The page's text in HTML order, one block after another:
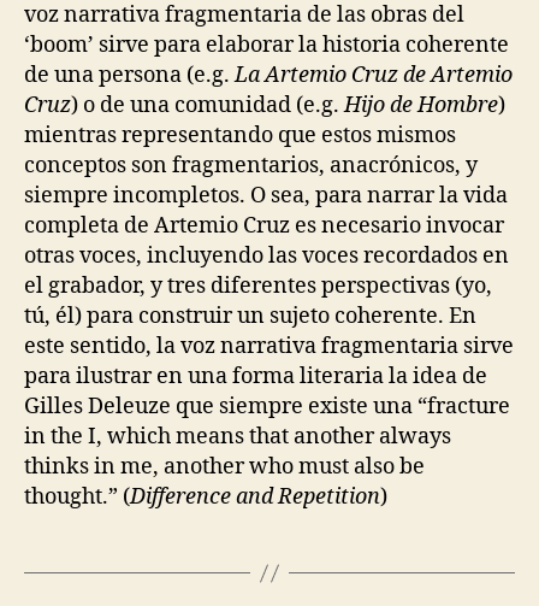
voz narrativa fragmentaria de las obras del
‘boom’ sirve para elaborar la historia coherente
de una persona (e.g.La Artemio Cruz de Artemio
Cruz) o de una comunidad (e.g.Hijo de Hombre)
mientras representando que estos mismos
conceptos son fragmentarios, anacrónicos, y
siempre incompletos. O sea, para narrar la vida
completa de Artemio Cruz es necesario invocar
otras voces, incluyendo las voces recordados en
el grabador, y tres diferentes perspectivas (yo,
tú, él) para construir un sujeto coherente. En
este sentido, la voz narrativa fragmentaria sirve
para ilustrar en una forma literaria la idea de
Gilles Deleuze que siempre existe una “fracture
in the I, which means that another always
thinks in me, another who must also be
thought.” (Difference and Repetition)